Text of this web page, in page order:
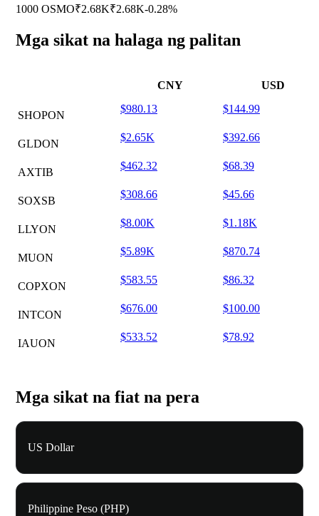
1000 OSMO₹2.68K₹2.68K-0.28%
Mga sikat na halaga ng palitan
CNY USD
SHOPON
$980.13 $144.99
GLDON
$2.65K $392.66
AXTIB
$462.32 $68.39
SOXSB
$308.66 $45.66
LLYON
$8.00K $1.18K
MUON
$5.89K $870.74
COPXON
$583.55 $86.32
INTCON
$676.00 $100.00
IAUON
$533.52 $78.92
Mga sikat na fiat na pera
US Dollar
Philippine Peso (PHP)